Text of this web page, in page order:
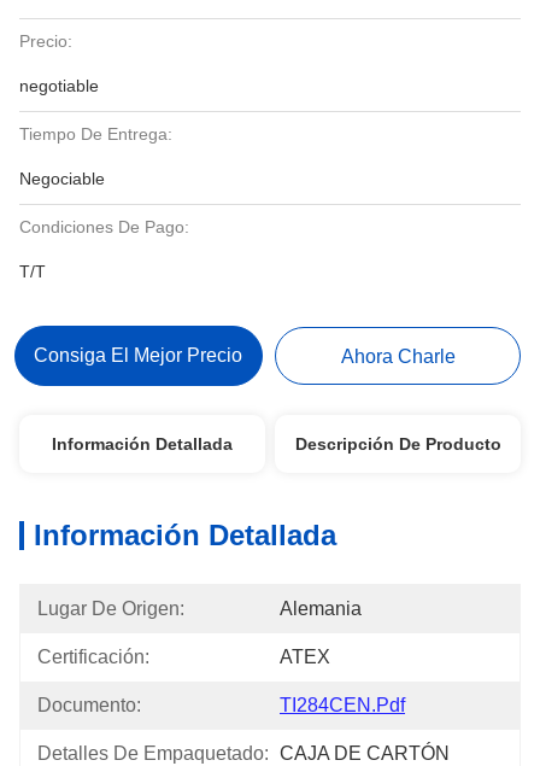
Precio:
negotiable
Tiempo De Entrega:
Negociable
Condiciones De Pago:
T/T
Consiga El Mejor Precio Ahora Charle
Información Detallada Descripción De Producto
Información Detallada
Lugar De Origen: Alemania
Certificación: ATEX
Documento: TI284CEN.pdf
Detalles De Empaquetado: CAJA DE CARTÓN